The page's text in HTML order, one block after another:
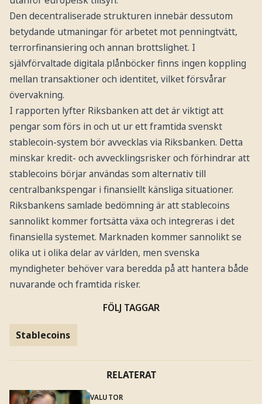
Den decentraliserade strukturen innebär dessutom
betydande utmaningar för arbetet mot penningtvätt,
terrorfinansiering och annan brottslighet. I
självförvaltade digitala plånböcker finns ingen koppling
mellan transaktioner och identitet, vilket försvårar
övervakning.
I rapporten lyfter Riksbanken att det är viktigt att
pengar som förs in och ut ur ett framtida svenskt
stablecoin-system bör avvecklas via Riksbanken. Detta
minskar kredit- och avvecklingsrisker och förhindrar att
stablecoins börjar användas som alternativ till
centralbankspengar i finansiellt känsliga situationer.
Riksbankens samlade bedömning är att stablecoins
sannolikt kommer fortsätta växa och integreras i det
finansiella systemet. Marknaden kommer sannolikt se
olika ut i olika delar av världen, men svenska
myndigheter behöver vara beredda på att hantera både
nuvarande och framtida risker.
FÖLJ TAGGAR
Stablecoins
RELATERAT
VALUTOR